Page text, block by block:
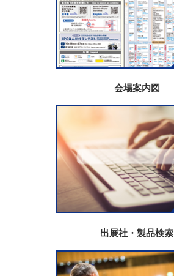
会場案内図
出展社・製品検索